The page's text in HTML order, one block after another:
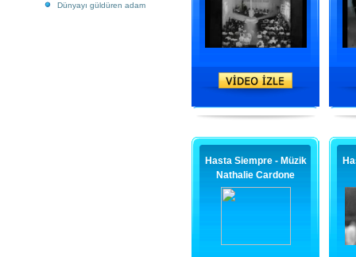
Dünyayı güldüren adam
Hasta Siempre - Müzik
Nathalie Cardone